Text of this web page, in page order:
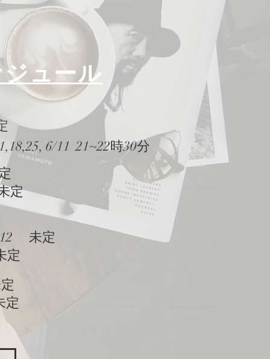
ュール
定
6/11 21~22時30分
定
12 未定
定
定